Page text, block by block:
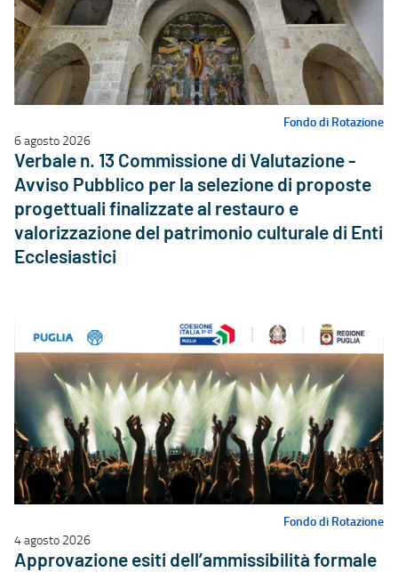
Fondo di Rotazione
6 agosto 2026
Verbale n. 13 Commissione di Valutazione -
Avviso Pubblico per la selezione di proposte
progettuali finalizzate al restauro e
valorizzazione del patrimonio culturale di Enti
Ecclesiastici
Fondo di Rotazione
4 agosto 2026
Approvazione esiti dell’ammissibilità formale